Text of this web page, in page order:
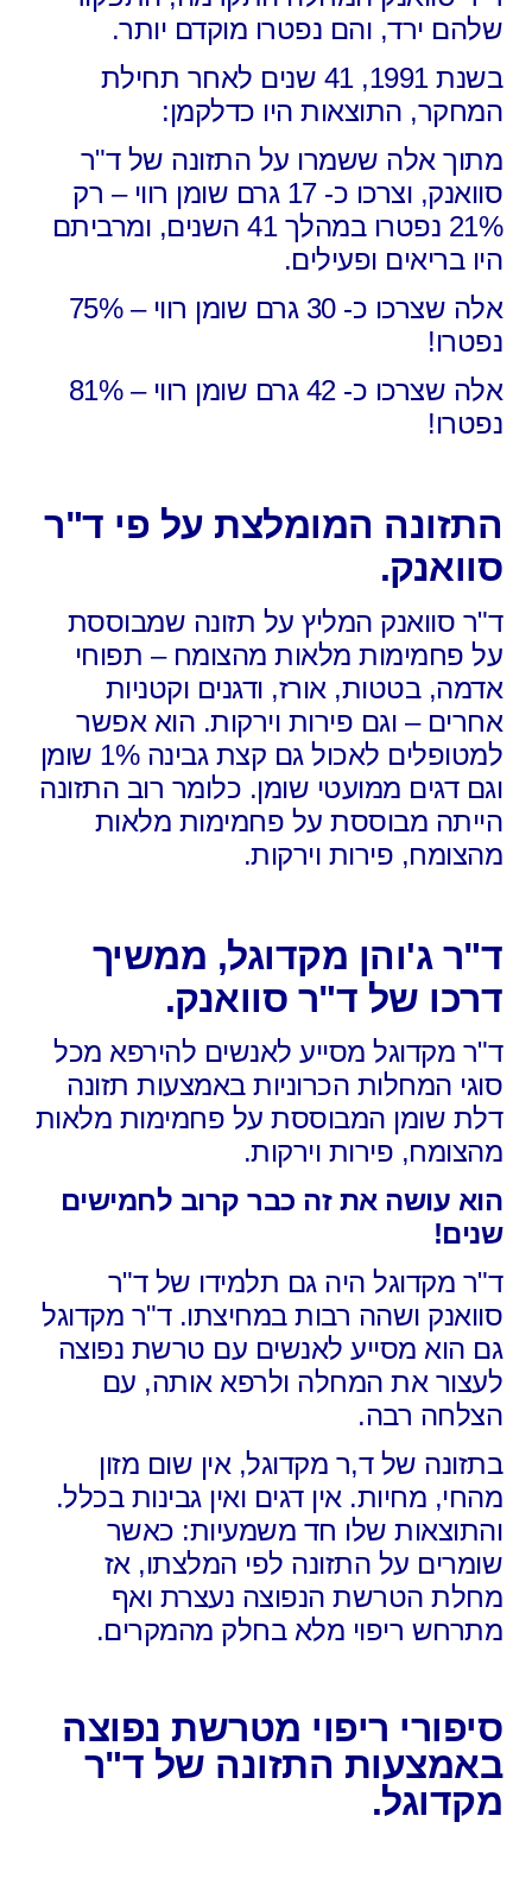
שלהם ירד, והם נפטרו מוקדם יותר.
בשנת 1991, 41 שנים לאחר תחילת
המחקר, התוצאות היו כדלקמן:
מתוך אלה ששמרו על התזונה של ד"ר
סוואנק, וצרכו כ- 17 גרם שומן רווי – רק
21% נפטרו במהלך 41 השנים, ומרביתם
היו בריאים ופעילים.
אלה שצרכו כ- 30 גרם שומן רווי – 75%
נפטרו!
אלה שצרכו כ- 42 גרם שומן רווי – 81%
נפטרו!
התזונה המומלצת על פי ד"ר
סוואנק.
ד"ר סוואנק המליץ על תזונה שמבוססת
על פחמימות מלאות מהצומח – תפוחי
אדמה, בטטות, אורז, ודגנים וקטניות
אחרים – וגם פירות וירקות. הוא אפשר
למטופלים לאכול גם קצת גבינה 1% שומן
וגם דגים ממועטי שומן. כלומר רוב התזונה
הייתה מבוססת על פחמימות מלאות
מהצומח, פירות וירקות.
ד"ר ג'והן מקדוגל, ממשיך
דרכו של ד"ר סוואנק.
ד"ר מקדוגל מסייע לאנשים להירפא מכל
סוגי המחלות הכרוניות באמצעות תזונה
דלת שומן המבוססת על פחמימות מלאות
מהצומח, פירות וירקות.
הוא עושה את זה כבר קרוב לחמישים
שנים!
ד"ר מקדוגל היה גם תלמידו של ד"ר
סוואנק ושהה רבות במחיצתו. ד"ר מקדוגל
גם הוא מסייע לאנשים עם טרשת נפוצה
לעצור את המחלה ולרפא אותה, עם
הצלחה רבה.
בתזונה של ד,ר מקדוגל, אין שום מזון
מהחי, מחיות. אין דגים ואין גבינות בכלל.
והתוצאות שלו חד משמעיות: כאשר
שומרים על התזונה לפי המלצתו, אז
מחלת הטרשת הנפוצה נעצרת ואף
מתרחש ריפוי מלא בחלק מהמקרים.
סיפורי ריפוי מטרשת נפוצה
באמצעות התזונה של ד"ר
מקדוגל.